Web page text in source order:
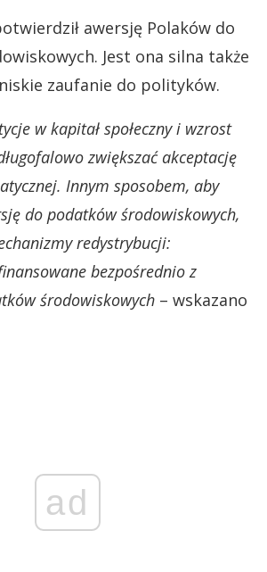
awersję Polaków do
Jest ona silna także
zaufanie do polityków.
w kapitał społeczny i wzrost
zwiększać akceptację
Innym sposobem, aby
do podatków środowiskowych,
redystrybucji:
bezpośrednio z
środowiskowych – wskazano
ad